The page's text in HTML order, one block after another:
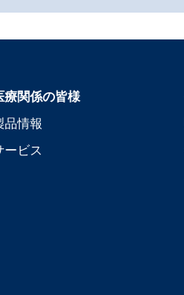
療関係の皆様
品情報
ービス